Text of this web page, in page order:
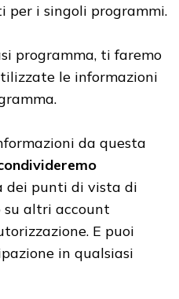
per i singoli programmi.
programma, ti faremo
le informazioni
da questa
punti di vista di
su altri account
E puoi
in qualsiasi